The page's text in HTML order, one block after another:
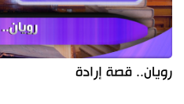
رويان.. قصة إرادة